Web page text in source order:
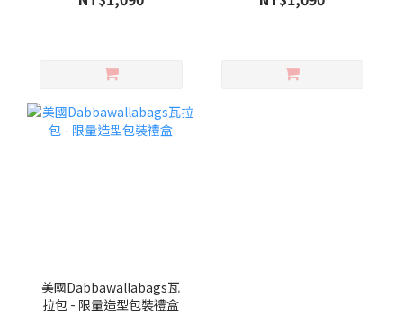
美國Dabbawallabags瓦
拉包 - 限量造型包裝禮盒